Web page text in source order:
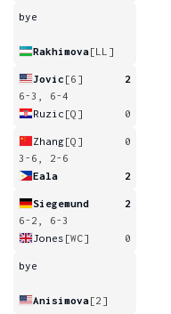
bye
Rakhimova[LL]
Jovic [6]
2
6-3, 6-4
Ruzic [Q] 0
Zhang[Q]
0
3-6, 2-6
Eala
2
Siegemund
2
6-2, 6-3
Jones [WC] 0
bye
Anisimova[2]